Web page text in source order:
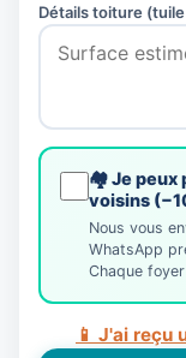
Détails toiture
🏘️ Je peux
voisins
Nous vous
WhatsApp
Chaque
📱 J'ai reçu